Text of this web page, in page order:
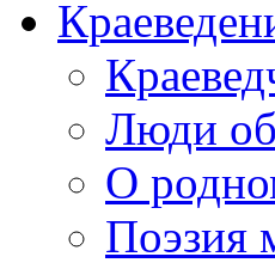
Люди
О
Поэзия